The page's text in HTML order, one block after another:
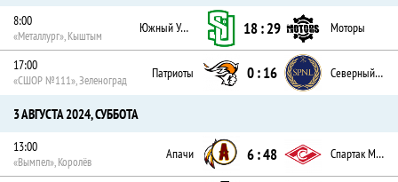
8:00
«Металлург», Кыштым Южный Урал 18 : 29 Моторы
17:00
«СШОР №111», Зеленоград Патриоты 0 : 16 Северный Легион
3 АВГУСТА 2024, СУББОТА
13:00
«Вымпел», Королёв Апачи 6 : 48 Спартак Москва